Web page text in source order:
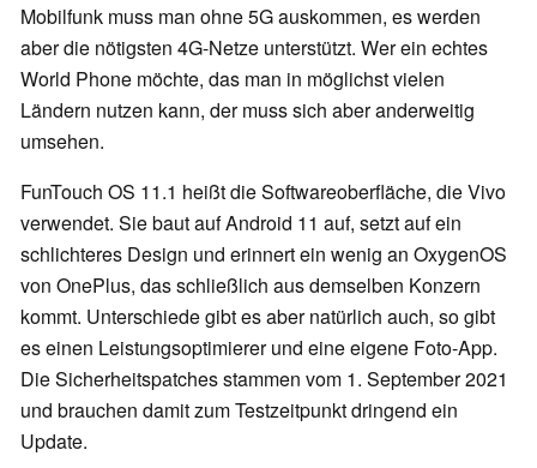
Mobilfunk muss man ohne 5G auskommen, es werden
aber die nötigsten 4G-Netze unterstützt. Wer ein echtes
World Phone möchte, das man in möglichst vielen
Ländern nutzen kann, der muss sich aber anderweitig
umsehen.
FunTouch OS 11.1 heißt die Softwareoberfläche, die Vivo
verwendet. Sie baut auf Android 11 auf, setzt auf ein
schlichteres Design und erinnert ein wenig an OxygenOS
von OnePlus, das schließlich aus demselben Konzern
kommt. Unterschiede gibt es aber natürlich auch, so gibt
es einen Leistungsoptimierer und eine eigene Foto-App.
Die Sicherheitspatches stammen vom 1. September 2021
und brauchen damit zum Testzeitpunkt dringend ein
Update.